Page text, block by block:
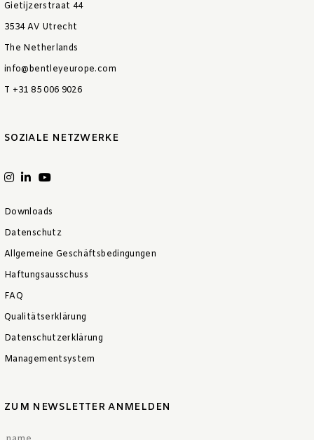
Gietijzerstraat 44
3534 AV Utrecht
The Netherlands
info@bentleyeurope.com
T +31 85 006 9026
SOZIALE NETZWERKE
Downloads
Datenschutz
Allgemeine Geschäftsbedingungen
Haftungsausschuss
FAQ
Qualitätserklärung
Datenschutzerklärung
Managementsystem
ZUM NEWSLETTER ANMELDEN